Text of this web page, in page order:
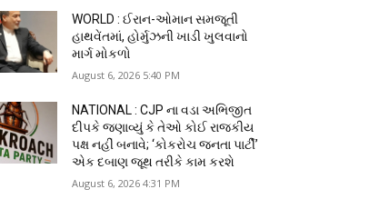
WORLD : ઈરાન-ઓમાન સમજૂતી
હાથવેંતમાં, હોર્મુઝની ખાડી ખુલવાનો
માર્ગ મોકળો
August 6, 2026 5:40 PM
NATIONAL : CJP ના વડા અભિજીત
દીપકે જણાવ્યું કે તેઓ કોઈ રાજકીય
પક્ષ નહીં બનાવે; ‘કોકરોચ જનતા પાર્ટી’
એક દબાણ જૂથ તરીકે કામ કરશે
August 6, 2026 4:31 PM